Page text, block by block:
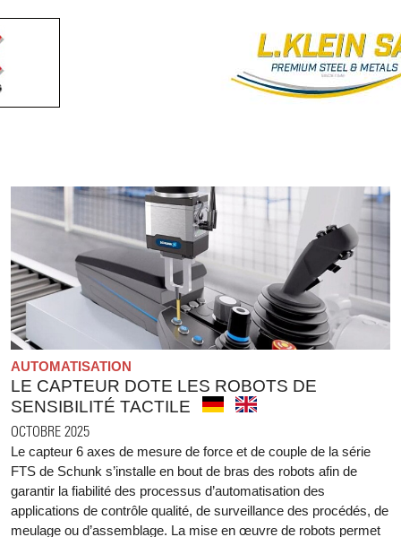
AUTOMATISATION
LE CAPTEUR DOTE LES ROBOTS DE
SENSIBILITÉ TACTILE
OCTOBRE 2025
Le capteur 6 axes de mesure de force et de couple de la série
FTS de Schunk s’installe en bout de bras des robots afin de
garantir la fiabilité des processus d’automatisation des
applications de contrôle qualité, de surveillance des procédés, de
meulage ou d’assemblage. La mise en œuvre de robots permet